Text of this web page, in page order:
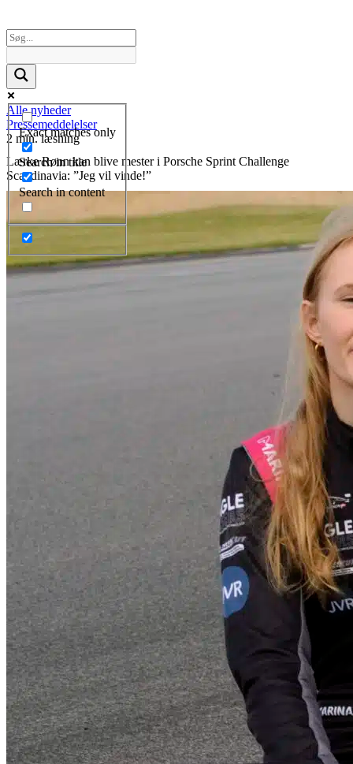
Exact matches only
Search in title
Search in content
Alle nyheder
Pressemeddelelser
2 min. læsning
Lærke Rønn kan blive mester i Porsche Sprint Challenge
Scandinavia: ”Jeg vil vinde!”